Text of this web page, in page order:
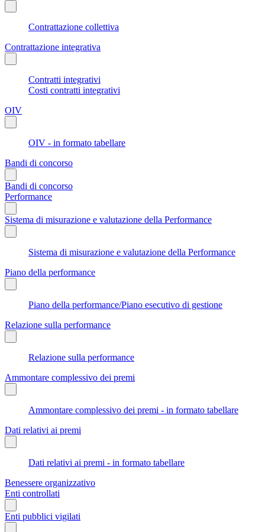
Contrattazione collettiva
Contrattazione integrativa
Contratti integrativi
Costi contratti integrativi
OIV
OIV - in formato tabellare
Bandi di concorso
Bandi di concorso
Performance
Sistema di misurazione e valutazione della Performance
Sistema di misurazione e valutazione della Performance
Piano della performance
Piano della performance/Piano esecutivo di gestione
Relazione sulla performance
Relazione sulla performance
Ammontare complessivo dei premi
Ammontare complessivo dei premi - in formato tabellare
Dati relativi ai premi
Dati relativi ai premi - in formato tabellare
Benessere organizzativo
Enti controllati
Enti pubblici vigilati